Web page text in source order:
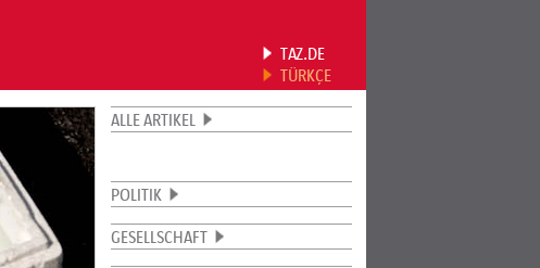
TAZ.DE
TÜRKÇE
ALLE ARTIKEL
POLITIK
GESELLSCHAFT